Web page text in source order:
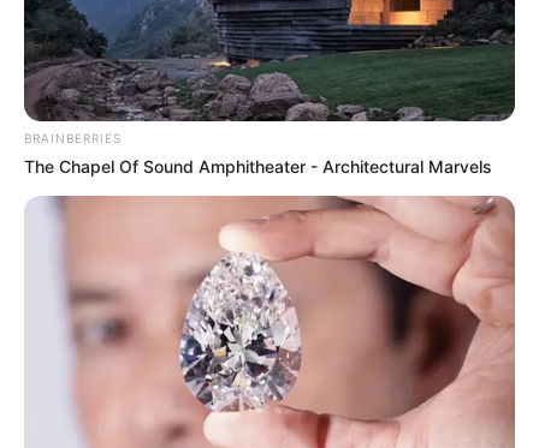
LA MAGIE
DES PIERRES
BRAINBERRIES
The Chapel Of Sound Amphitheater - Architectural Marvels